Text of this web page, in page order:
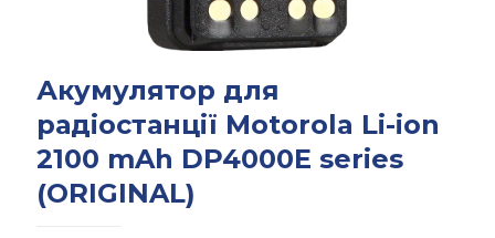
Акумулятор для
радіостанції Motorola Li-ion
2100 mAh DP4000E series
(ORIGINAL)